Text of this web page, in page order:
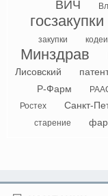
ВИЧ
госзакупки
закупки
Минздрав
Лисовский
Р-Фарм
Ростех Санкт-
старение